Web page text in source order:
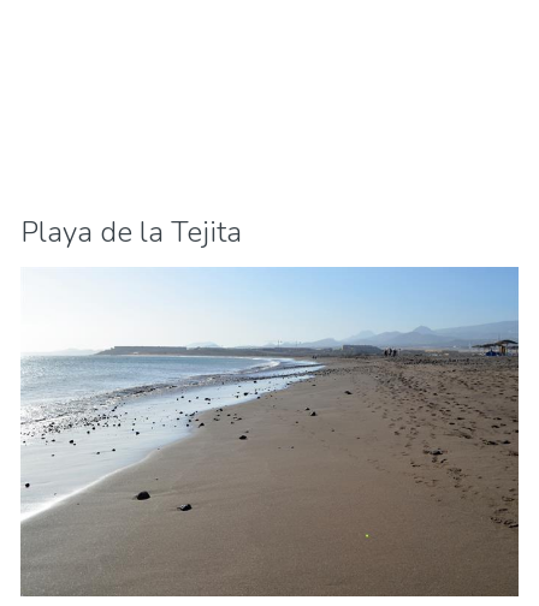
Playa de la Tejita